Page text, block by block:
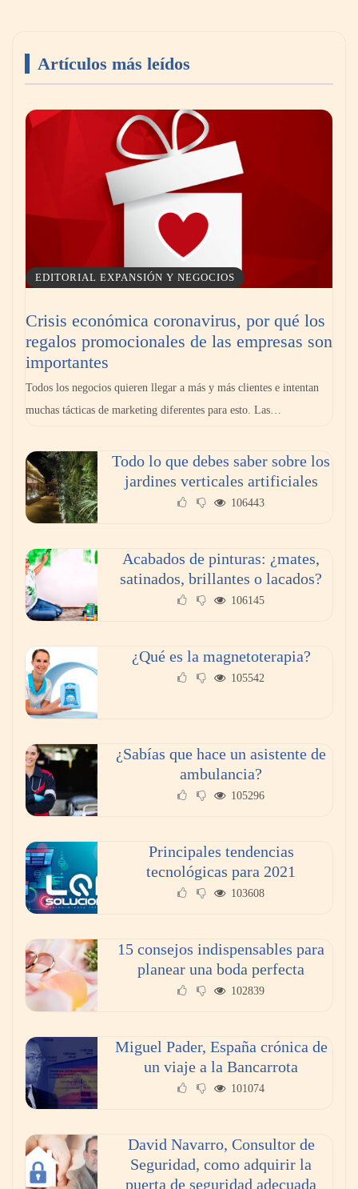
visualmente cualquier habitación con pintura
Los 10 mejores expertos en reparación de
persianas en Madrid
Reformas integrales: 10 ideas para diseñar
¿Vender tu piso por tu cuenta o con
inmobiliaria? Lo que nadie te cuenta sobre el
ahorro real.
Poda de árboles en altura: técnicas, criterios y
seguridad para un mantenimiento eficiente
Artículos más leídos
EDITORIAL EXPANSIÓN Y NEGOCIOS
Crisis económica coronavirus, por qué los
regalos promocionales de las empresas son
importantes
Todos los negocios quieren llegar a más y más clientes e intentan
muchas tácticas de marketing diferentes para esto. Las…
Todo lo que debes saber sobre los
jardines verticales artificiales
106443
Acabados de pinturas: ¿mates,
satinados, brillantes o lacados?
106145
¿Qué es la magnetoterapia?
105542
¿Sabías que hace un asistente de
ambulancia?
105296
Principales tendencias
tecnológicas para 2021
103608
15 consejos indispensables para
planear una boda perfecta
102839
Miguel Pader, España crónica de
un viaje a la Bancarrota
101074
David Navarro, Consultor de
Seguridad, como adquirir la
puerta de seguridad adecuada